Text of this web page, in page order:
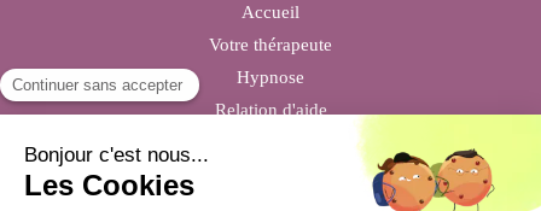
Accueil
Votre thérapeute
Hypnose
Relation d'aide